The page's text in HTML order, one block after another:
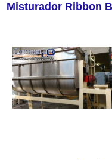
Misturador Ribbon